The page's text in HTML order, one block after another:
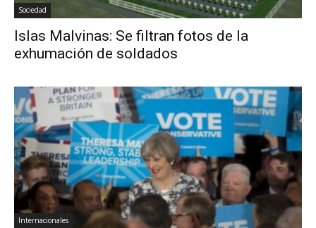
Sociedad
Islas Malvinas: Se filtran fotos de la
exhumación de soldados
Internacionales